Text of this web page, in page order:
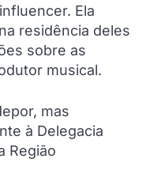
Ela
residência deles
sobre as
musical.
mas
à Delegacia
Região